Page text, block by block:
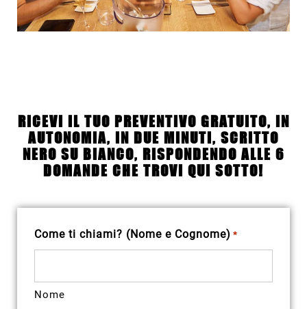
RICEVI IL TUO PREVENTIVO GRATUITO, IN
AUTONOMIA, IN DUE MINUTI, SCRITTO
NERO SU BIANCO, RISPONDENDO ALLE 6
DOMANDE CHE TROVI QUI SOTTO!
Come ti chiami? (Nome e Cognome) *
Nome